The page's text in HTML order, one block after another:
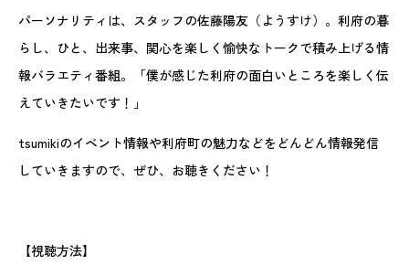
パーソナリティは、スタッフの佐藤陽友（ようすけ）。利府の暮
らし、ひと、出来事、関心を楽しく愉快なトークで積み上げる情
報バラエティ番組。「僕が感じた利府の面白いところを楽しく伝
えていきたいです！」
tsumikiのイベント情報や利府町の魅力などをどんどん情報発信
していきますので、ぜひ、お聴きください！
【視聴方法】